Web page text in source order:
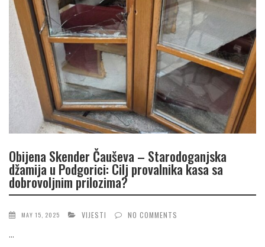
Obijena Skender Čauševa – Starodoganjska
džamija u Podgorici: Cilj provalnika kasa sa
dobrovoljnim prilozima?
MAY 15, 2025 VIJESTI NO COMMENTS
...